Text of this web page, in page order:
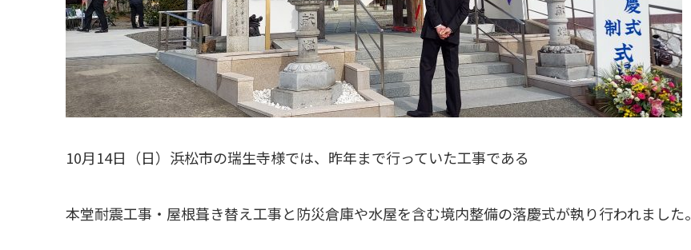
10月14日（日）浜松市の瑞生寺様では、昨年まで行っていた工事である
本堂耐震工事・屋根葺き替え工事と防災倉庫や水屋を含む境内整備の落慶式が執り行われました。